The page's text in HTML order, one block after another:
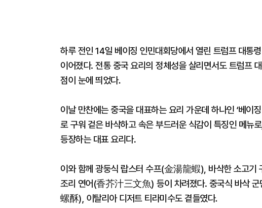
하루 전인 14일 베이징 인민대회당에서 열린 트럼프 대통
이어졌다. 전통 중국 요리의 정체성을 살리면서도 트럼프
점이 눈에 띄었다.
이날 만찬에는 중국을 대표하는 요리 가운데 하나인 ‘베
로 구워 겉은 바삭하고 속은 부드러운 식감이 특징인 메뉴
등장하는 대표 요리다.
이와 함께 광둥식 랍스터 수프(金湯龍蝦), 바삭한 소고
조리 연어(香芥汁三文魚) 등이 차려졌다. 중국식 바삭
螺酥), 이탈리아 디저트 티라미수도 곁들였다.